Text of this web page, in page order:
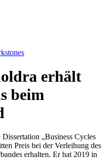
erhält
beim
„Business Cycles
Preis bei der Verleihung des
erhalten. Er hat 2019 in